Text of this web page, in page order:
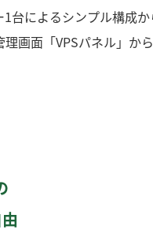
台によるシンプル構成
画面「VPSパネル」か